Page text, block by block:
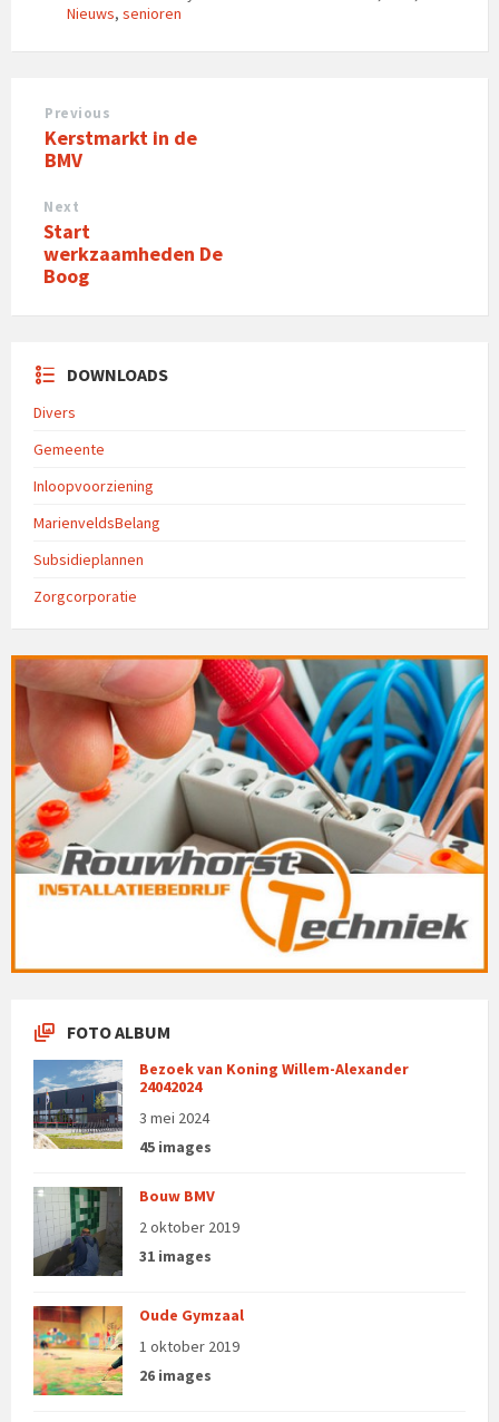
Nieuws, senioren
Previous
Kerstmarkt in de
BMV
Next
Start
werkzaamheden De
Boog
DOWNLOADS
Divers
Gemeente
Inloopvoorziening
MarienveldsBelang
Subsidieplannen
Zorgcorporatie
FOTO ALBUM
Bezoek van Koning Willem-Alexander
24042024
3 mei 2024
45 images
Bouw BMV
2 oktober 2019
31 images
Oude Gymzaal
1 oktober 2019
26 images